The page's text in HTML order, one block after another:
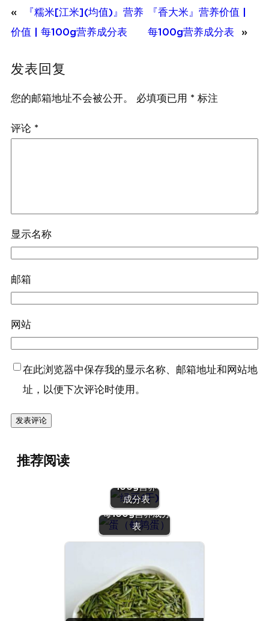
«
『糯米[江米](均值)』营养
价值 | 每100g营养成分表
『香大米』营养价值 |
每100g营养成分表
»
发表回复
您的邮箱地址不会被公开。 必填项已用 * 标注
评论 *
显示名称
邮箱
网站
在此浏览器中保存我的显示名称、邮箱地址和网站地
址，以便下次评论时使用。
推荐阅读
100g营养
成分表
『蛋（鹌鹑
蛋）』营养价值 |
每100g营养成分
表